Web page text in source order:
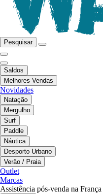
Pesquisar
Saldos
Melhores Vendas
Novidades
Natação
Mergulho
Surf
Paddle
Náutica
Desporto Urbano
Verão / Praia
Outlet
Marcas
Assistência pós-venda na França